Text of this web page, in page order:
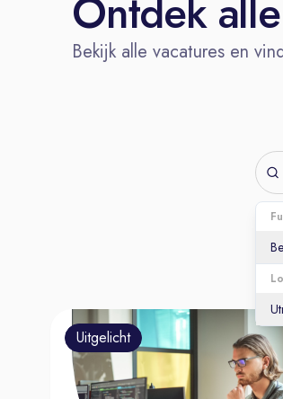
Ontdek
Bekijk alle vacatures en
Uitgelicht